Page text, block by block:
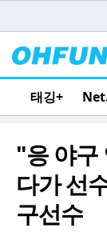
태깅+
"응 야구
다가 선
구선수